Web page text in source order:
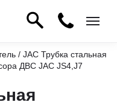
/ JAC Трубка стальная
ДВС JAC JS4,J7